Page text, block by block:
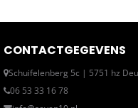
CONTACTGEGEVENS
Schuifelenberg 5c | 5751 hz
06 53 33 16 78